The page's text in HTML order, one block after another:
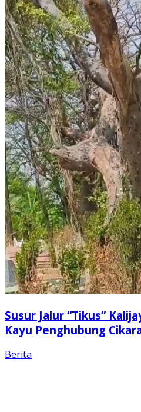
Susur Jalur “Tikus”
Kayu Penghubung
Berita